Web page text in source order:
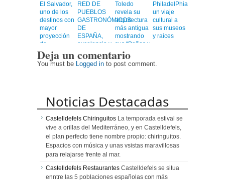
El Salvador,
uno de los
destinos con
mayor
proyección
de
Centroamérica
RED DE
PUEBLOS
GASTRONÓMICOS
DE
ESPAÑA,
excelencia y
un viaje
emocionante
Toledo
revela su
arquitectura
más antigua
mostrando
sus “Baños y
Mezquitas”
PhiladelPhia,
un viaje
cultural a
sus museos
y raices
Deja un comentario
You must be Logged in to post comment.
Noticias Destacadas
Castelldefels Chiringuitos La temporada estival se
vive a orillas del Mediterráneo, y en Castelldefels,
el plan perfecto tiene nombre propio: chiringuitos.
Espacios con música y unas vsistas maravillosas
para relajarse frente al mar.
Castelldefels Restaurantes Castelldefels se situa
enntre las 5 poblaciones españolas con más